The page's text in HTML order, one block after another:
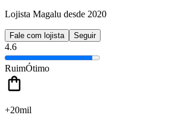
Lojista Magalu desde 2020
Fale com lojista Seguir
4.6
RuimÓtimo
+20mil